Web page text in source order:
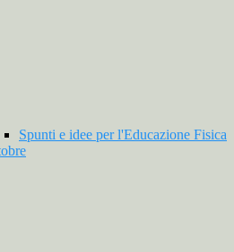
Spunti e idee per l'Educazione Fisica